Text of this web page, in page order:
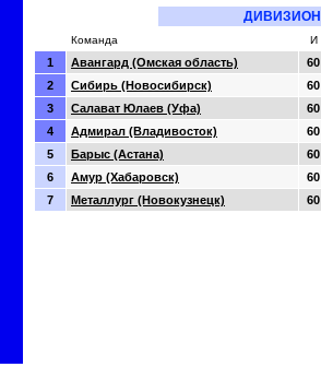
Команда И
1 Авангард (Омская область)
60
2
Сибирь (Новосибирск)
60
3
Салават Юлаев (Уфа)
60
4
Адмирал (Владивосток)
60
5
Барыс (Астана)
60
6
Амур (Хабаровск)
60
7
Металлург (Новокузнецк) 60